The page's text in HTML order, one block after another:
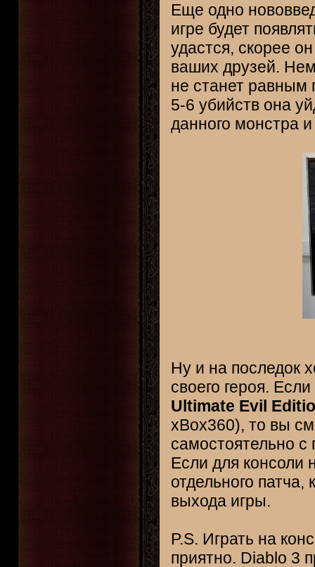
Еще одно
игре будет
удастся, скорее
ваших друзей.
не станет равным
5-6 убийств она
данного монстра
Ну и на последок
своего героя.
Ultimate Evil
xBox360), то вы
самостоятельно
Если для консоли
отдельного
выхода игры.
P.S. Играть на
приятно. Diablo 3